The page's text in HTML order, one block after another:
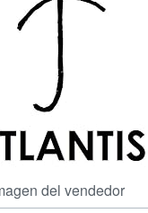
CERRAR
del vendedor